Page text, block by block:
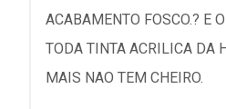
ACABAMENTO FOSCO.? E
TODA TINTA ACRILICA DA
MAIS NAO TEM CHEIRO.